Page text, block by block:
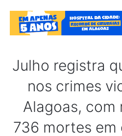
Julho registra
nos crimes
Alagoas, com
736 mortes em